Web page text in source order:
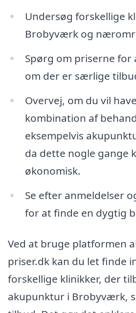
Undersøg forskellige
Brobyværk og
Spørg om priserne for
om der er særlige
Overvej, om du vil
kombination af
eksempelvis
da dette nogle gange
økonomisk.
Se efter anmeldelser
for at finde en dygtig
Ved at bruge platformen
priser.dk kan du let finde
forskellige klinikker, der
akupunktur i Brobyværk,